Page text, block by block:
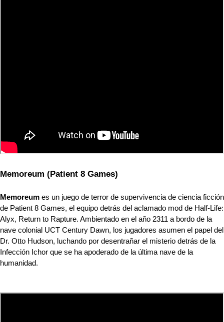
Memoreum (Patient 8 Games)
Memoreum es un juego de terror de supervivencia de ciencia ficción
de Patient 8 Games, el equipo detrás del aclamado mod de Half-Life:
Alyx, Return to Rapture. Ambientado en el año 2311 a bordo de la
nave colonial UCT Century Dawn, los jugadores asumen el papel del
Dr. Otto Hudson, luchando por desentrañar el misterio detrás de la
Infección Ichor que se ha apoderado de la última nave de la
humanidad.